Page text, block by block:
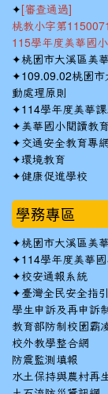
✦ [審查通過]
桃教小字第
115學年度美華國
✦桃園市大溪區美
✦109.09.02桃園市
動處理原則
✦114學年度美華課
✦美華國小閱讀教
✦ 交通安全教育專網
✦環境教育
✦健康促進學校
學務專區
✦桃園市大溪區美
✦114學年度美華
✦校安通報系統
✦臺灣全民安全指引
學生申訴及再申訴
教育部防制校園霸
校外教學整合網
防震監測填報
水土保持與農村再